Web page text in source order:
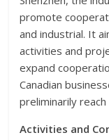
promote
and industrial. It
activities and
expand
Canadian
preliminarily
Activities and